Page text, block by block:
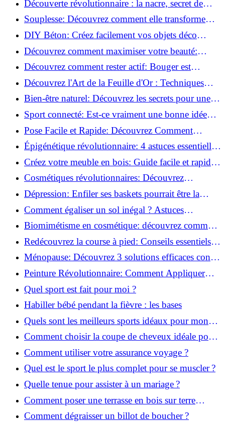
Découverte révolutionnaire : la nacre, secret de
régénération inouï !
Souplesse: Découvrez comment elle transforme
votre performance sportive!
DIY Béton: Créez facilement vos objets déco
tendance!
Découvrez comment maximiser votre beauté:
Astuces et secrets révélés!
Découvrez comment rester actif: Bouger est
toujours possible!
Découvrez l'Art de la Feuille d'Or : Techniques
Incontournables pour Réussir!
Bien-être naturel: Découvrez les secrets pour une
vie saine!
Sport connecté: Est-ce vraiment une bonne idée
pour vous?
Pose Facile et Rapide: Découvrez Comment
Monter des Carreaux de Béton Cellulaire!
Épigénétique révolutionnaire: 4 astuces essentielles
pour transformer votre bien-être!
Créez votre meuble en bois: Guide facile et rapide
pour débutants!
Cosmétiques révolutionnaires: Découvrez
comment les fermes verticales transforment la
beauté!
Dépression: Enfiler ses baskets pourrait être la
solution!
Comment égaliser un sol inégal ? Astuces
infaillibles pour réussir !
Biomimétisme en cosmétique: découvrez comment
la nature inspire l'avenir des soins beauté!
Redécouvrez la course à pied: Conseils essentiels
pour reprendre!
Ménopause: Découvrez 3 solutions efficaces contre
les bouffées de chaleur!
Peinture Révolutionnaire: Comment Appliquer
Deux Couleurs Sur Une Porte!
Quel sport est fait pour moi ?
Habiller bébé pendant la fièvre : les bases
Quels sont les meilleurs sports idéaux pour mon
enfant ?
Comment choisir la coupe de cheveux idéale pour
votre visage ?
Comment utiliser votre assurance voyage ?
Quel est le sport le plus complet pour se muscler ?
Quelle tenue pour assister à un mariage ?
Comment poser une terrasse en bois sur terre
battue ?
Comment dégraisser un billot de boucher ?